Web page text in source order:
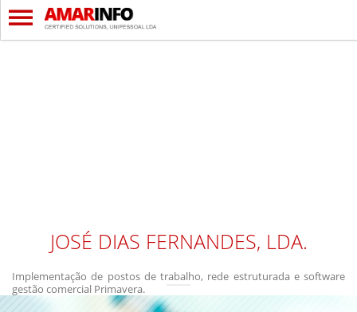
JOSÉ DIAS FERNANDES, LDA.
Implementação de postos de trabalho, rede estruturada e software
gestão comercial Primavera.